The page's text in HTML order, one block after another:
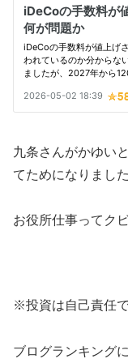
九条さんがかゆい
てためになりました
お役所仕事ってク
※投資は自己責任
ブログランキング